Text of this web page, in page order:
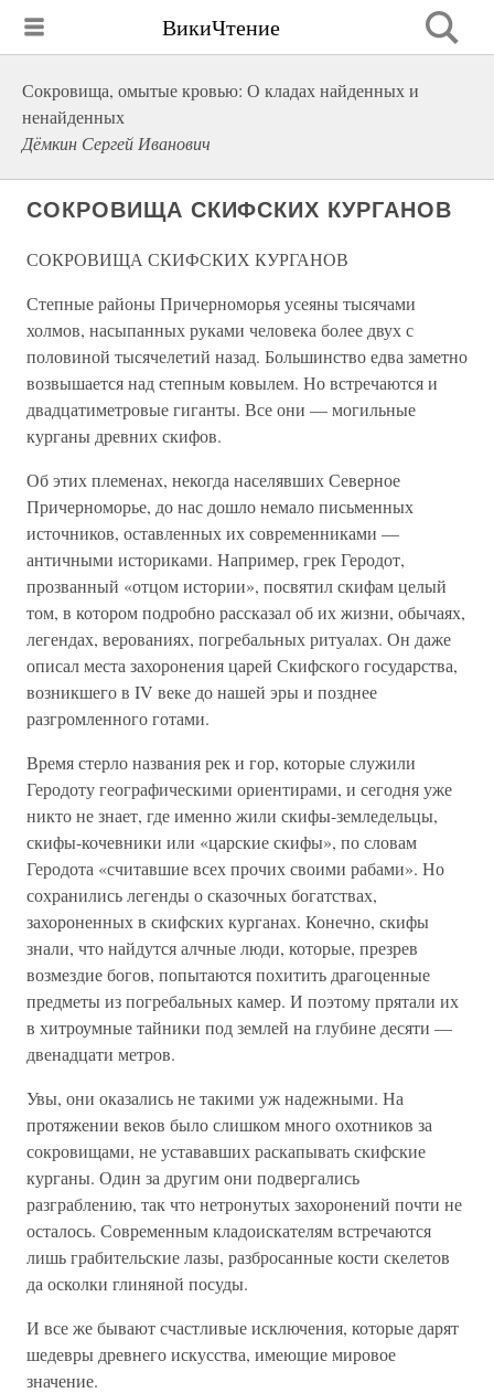
ВикиЧтение
Сокровища, омытые кровью: О кладах найденных и
ненайденных
Дёмкин Сергей Иванович
СОКРОВИЩА СКИФСКИХ КУРГАНОВ
СОКРОВИЩА СКИФСКИХ КУРГАНОВ
Степные районы Причерноморья усеяны тысячами
холмов, насыпанных руками человека более двух с
половиной тысячелетий назад. Большинство едва заметно
возвышается над степным ковылем. Но встречаются и
двадцатиметровые гиганты. Все они — могильные
курганы древних скифов.
Об этих племенах, некогда населявших Северное
Причерноморье, до нас дошло немало письменных
источников, оставленных их современниками —
античными историками. Например, грек Геродот,
прозванный «отцом истории», посвятил скифам целый
том, в котором подробно рассказал об их жизни, обычаях,
легендах, верованиях, погребальных ритуалах. Он даже
описал места захоронения царей Скифского государства,
возникшего в IV веке до нашей эры и позднее
разгромленного готами.
Время стерло названия рек и гор, которые служили
Геродоту географическими ориентирами, и сегодня уже
никто не знает, где именно жили скифы-земледельцы,
скифы-кочевники или «царские скифы», по словам
Геродота «считавшие всех прочих своими рабами». Но
сохранились легенды о сказочных богатствах,
захороненных в скифских курганах. Конечно, скифы
знали, что найдутся алчные люди, которые, презрев
возмездие богов, попытаются похитить драгоценные
предметы из погребальных камер. И поэтому прятали их
в хитроумные тайники под землей на глубине десяти —
двенадцати метров.
Увы, они оказались не такими уж надежными. На
протяжении веков было слишком много охотников за
сокровищами, не устававших раскапывать скифские
курганы. Один за другим они подвергались
разграблению, так что нетронутых захоронений почти не
осталось. Современным кладоискателям встречаются
лишь грабительские лазы, разбросанные кости скелетов
да осколки глиняной посуды.
И все же бывают счастливые исключения, которые дарят
шедевры древнего искусства, имеющие мировое
значение.